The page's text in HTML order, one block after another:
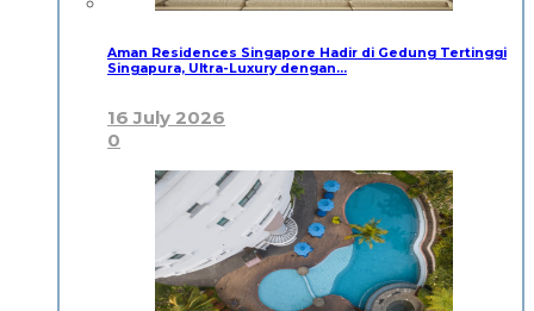
Aman Residences Singapore Hadir di Gedung Tertinggi
Singapura, Ultra-Luxury dengan…
16 July 2026
0